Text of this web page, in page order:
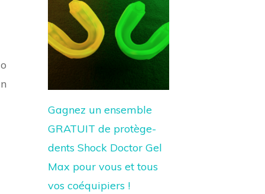
Gagnez un ensemble
GRATUIT de protège-
dents Shock Doctor Gel
Max pour vous et tous
vos coéquipiers !